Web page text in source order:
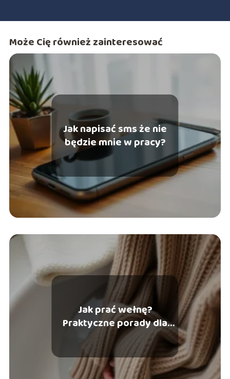
Może Cię również zainteresować
Jak napisać sms że nie
będzie mnie w pracy?
Jak prać wełnę?
Praktyczne porady dla
każdego miłośnika wełny